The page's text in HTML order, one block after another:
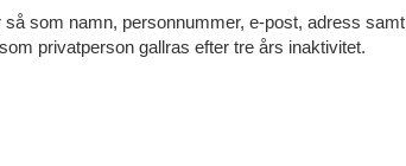
som namn, personnummer, e-post, adress samt
privatperson gallras efter tre års inaktivitet.